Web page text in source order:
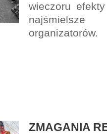
wieczoru
najśmielsze
organizatorów.
ZMAGANIA